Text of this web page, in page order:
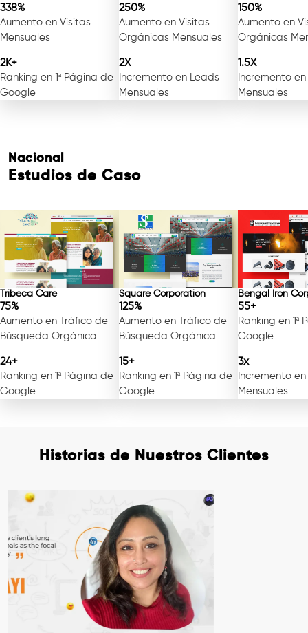
Consulta Gratuita
338%
Aumento en Visitas
Mensuales
2K+
Ranking en 1ª Página de
Google
250%
Aumento en Visitas
Orgánicas Mensuales
2X
Incremento en Leads
Mensuales
150%
Aumento en
Orgánicas
1.5X
Incremento
Mensuales
Nacional
Estudios de Caso
Tribeca Care
75%
Aumento en Tráfico de
Búsqueda Orgánica
24+
Ranking en 1ª Página de
Google
Square Corporation
125%
Aumento en Tráfico de
Búsqueda Orgánica
15+
Ranking en 1ª Página de
Google
Bengal Iron
55+
Ranking en 1ª
Google
3x
Incremento
Mensuales
Historias de Nuestros Clientes